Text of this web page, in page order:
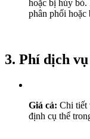
hoặc bị hủy bỏ.
phân phối hoặc
3. Phí dịch
Giá cả: Chi tiết
định cụ thể